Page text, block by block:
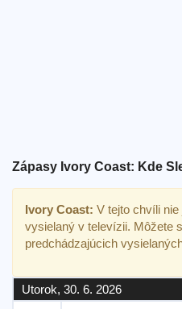
Zápasy Ivory Coast: Kde
Ivory Coast: V tejto chvíli
vysielaný v televízii. Môžete
predchádzajúcich
Utorok, 30. 6. 2026